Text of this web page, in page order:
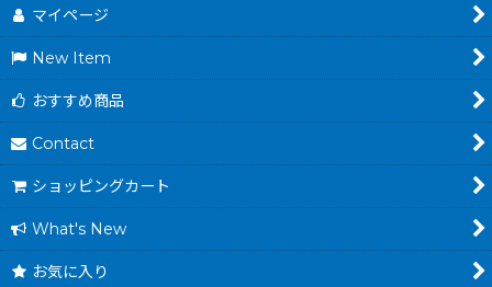
マイページ
New Item
おすすめ商品
Contact
ショッピングカート
What's New
お気に入り